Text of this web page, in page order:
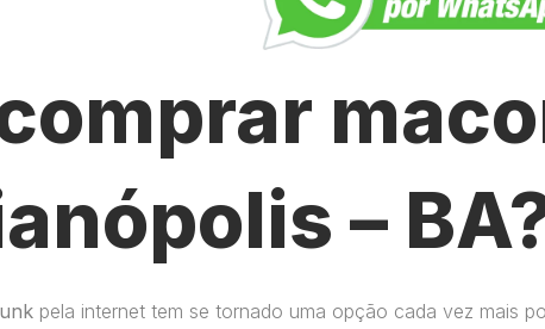
–
pela internet tem se tornado uma opção cada vez mais